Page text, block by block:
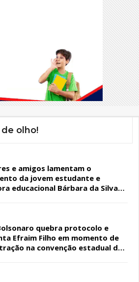
olho!
e amigos lamentam o
da jovem estudante e
educacional Bárbara da Silva
quebra protocolo e
Efraim Filho em momento de
na convenção estadual do